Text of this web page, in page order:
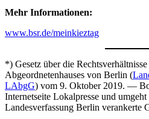
Mehr Informationen:
www.bsr.de/meinkieztag
*) Gesetz über die
Abgeordnetenhauses von Berlin (
LAbgG) vom 9. Oktober 2019. —
Internetseite Lokalpresse und
Landesverfassung Berlin verankerte